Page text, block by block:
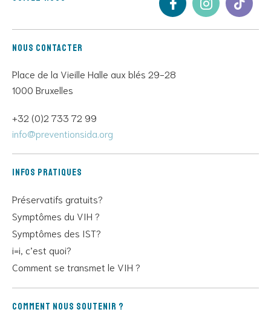
Nous contacter
Place de la Vieille Halle aux blés 29-28
1000 Bruxelles
+32 (0)2 733 72 99
info@preventionsida.org
Infos pratiques
Préservatifs gratuits?
Symptômes du VIH ?
Symptômes des IST?
i=i, c’est quoi?
Comment se transmet le VIH ?
Comment nous soutenir ?